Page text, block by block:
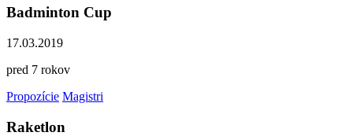
Badminton Cup
17.03.2019
pred 7 rokov
Propozície Magistri
Raketlon